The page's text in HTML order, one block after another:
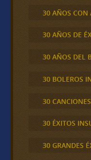
30 AÑOS CON
30 AÑOS DE
30 AÑOS DEL
30 BOLEROS
30
30 ÉXITOS
30 GRANDES